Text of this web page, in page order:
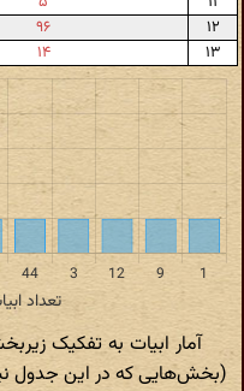
۱۲
۹۶
۱۳
۱۴
آمار ابیات به تفکیک
(بخش‌هایی که در این جدول